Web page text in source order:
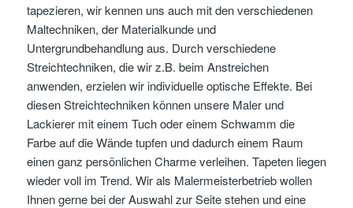
tapezieren, wir kennen uns auch mit den verschiedenen
Maltechniken, der Materialkunde und
Untergrundbehandlung aus. Durch verschiedene
Streichtechniken, die wir z.B. beim Anstreichen
anwenden, erzielen wir individuelle optische Effekte. Bei
diesen Streichtechniken können unsere Maler und
Lackierer mit einem Tuch oder einem Schwamm die
Farbe auf die Wände tupfen und dadurch einem Raum
einen ganz persönlichen Charme verleihen. Tapeten liegen
wieder voll im Trend. Wir als Malermeisterbetrieb wollen
Ihnen gerne bei der Auswahl zur Seite stehen und eine